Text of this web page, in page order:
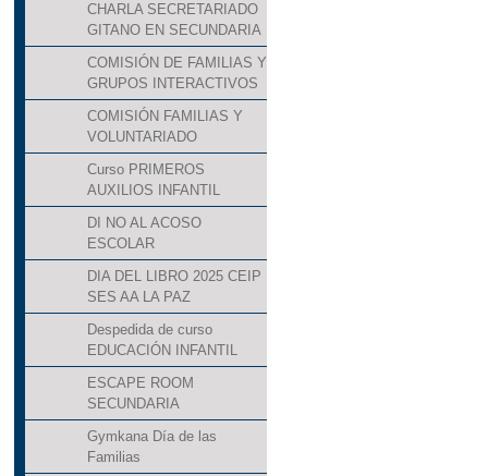
CHARLA SECRETARIADO
GITANO EN SECUNDARIA
COMISIÓN DE FAMILIAS Y
GRUPOS INTERACTIVOS
COMISIÓN FAMILIAS Y
VOLUNTARIADO
Curso PRIMEROS
AUXILIOS INFANTIL
DI NO AL ACOSO
ESCOLAR
DIA DEL LIBRO 2025 CEIP
SES AA LA PAZ
Despedida de curso
EDUCACIÓN INFANTIL
ESCAPE ROOM
SECUNDARIA
Gymkana Día de las
Familias